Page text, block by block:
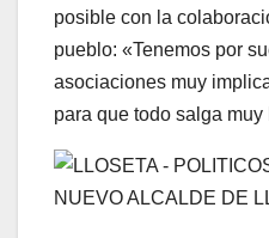
posible con la
pueblo: «Tenemos por
asociaciones muy
para que todo salga muy